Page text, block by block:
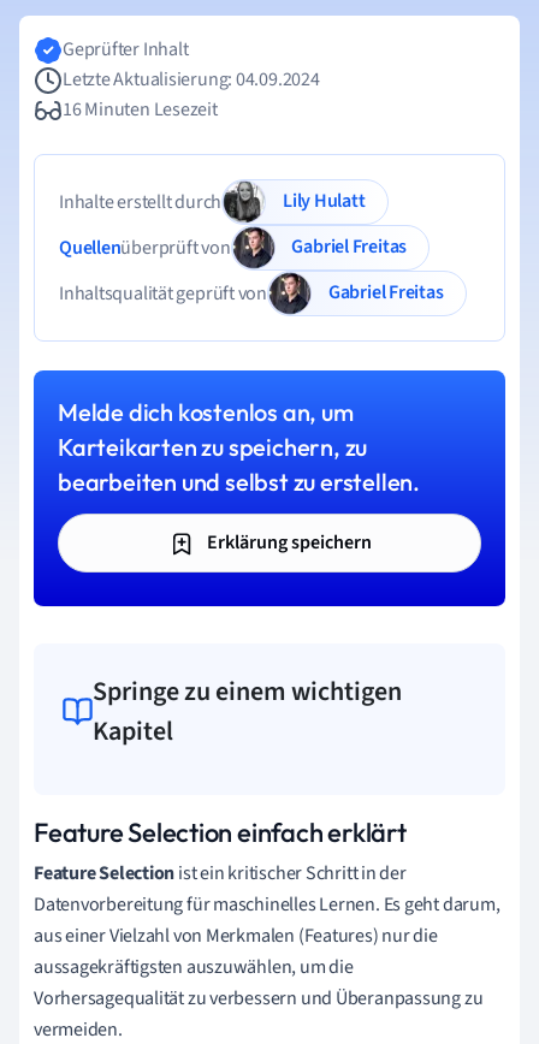
Geprüfter Inhalt
Letzte Aktualisierung: 04.09.2024
16 Minuten Lesezeit
Inhalte erstellt durch
Lily Hulatt
Quellenüberprüft von
Gabriel Freitas
Inhaltsqualität geprüft von
Gabriel Freitas
Melde dich kostenlos an, um
Karteikarten zu speichern, zu
bearbeiten und selbst zu erstellen.
Erklärung speichern
Springe zu einem wichtigen
Kapitel
Feature Selection einfach erklärt
Feature Selectionist ein kritischer Schritt in der
Datenvorbereitung für maschinelles Lernen. Es geht darum,
aus einer Vielzahl von Merkmalen (Features) nur die
aussagekräftigsten auszuwählen, um die
Vorhersagequalität zu verbessern und Überanpassung zu
vermeiden.